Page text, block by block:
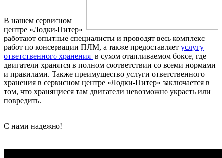
В нашем сервисном
центре «Лодки-Питер»
работают опытные специалисты и проводят весь комплекс
работ по консервации ПЛМ, а также предоставляет услугу
ответственного хранения в сухом отапливаемом боксе, где
двигатели хранятся в полном соответствии со всеми нормами
и правилами. Также преимущество услуги ответственного
хранения в сервисном центре «Лодки-Питер» заключается в
том, что хранящиеся там двигатели невозможно украсть или
повредить.
С нами надежно!